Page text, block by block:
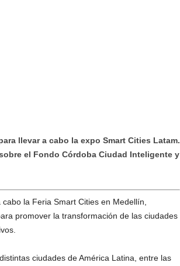
llevar a cabo la expo Smart Cities Latam.
el Fondo Córdoba Ciudad Inteligente y
la Feria Smart Cities en Medellín,
promover la transformación de las ciudades
ciudades de América Latina, entre las